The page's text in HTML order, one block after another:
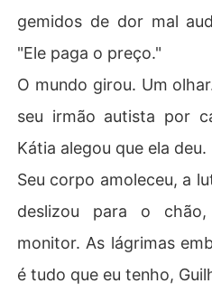
gemidos de dor mal
"Ele paga o preço."
O mundo girou. Um
seu irmão autista por
Kátia alegou que ela deu.
Seu corpo amoleceu, a
deslizou para o
monitor. As lágrimas
é tudo que eu tenho,